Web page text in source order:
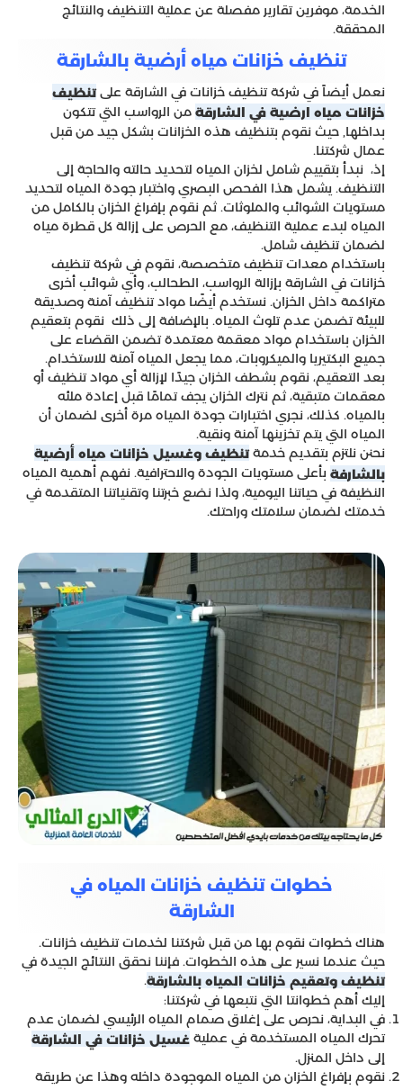
الخدمة، موفرين تقارير مفصلة عن عملية التنظيف والنتائج
المحققة.
تنظيف خزانات مياه أرضية بالشارقة
نعمل أيضاً في شركة تنظيف خزانات في الشارقة علىتنظيف
خزانات مياه ارضية في الشارقة من الرواسب التي تتكون
بداخلها, حيث نقوم بتنظيف هذه الخزانات بشكل جيد من قبل
عمال شركتنا.
إذ، نبدأ بتقييم شامل لخزان المياه لتحديد حالته والحاجة إلى
التنظيف. يشمل هذا الفحص البصري واختبار جودة المياه لتحديد
مستويات الشوائب والملوثات. ثم نقوم بإفراغ الخزان بالكامل من
المياه لبدء عملية التنظيف، مع الحرص على إزالة كل قطرة مياه
لضمان تنظيف شامل.
باستخدام معدات تنظيف متخصصة، نقوم في شركة تنظيف
خزانات في الشارقة بإزالة الرواسب، الطحالب، وأي شوائب أخرى
متراكمة داخل الخزان. نستخدم أيضًا مواد تنظيف آمنة وصديقة
للبيئة تضمن عدم تلوث المياه. بالإضافة إلى ذلك نقوم بتعقيم
الخزان باستخدام مواد معقمة معتمدة تضمن القضاء على
جميع البكتيريا والميكروبات، مما يجعل المياه آمنة للاستخدام.
بعد التعقيم، نقوم بشطف الخزان جيدًا لإزالة أي مواد تنظيف أو
معقمات متبقية، ثم نترك الخزان يجف تمامًا قبل إعادة ملئه
بالمياه. كذلك، نجري اختبارات جودة المياه مرة أخرى لضمان أن
المياه التي يتم تخزينها آمنة ونقية.
نحنن نلتزم بتقديم خدمةتنظيف وغسيل خزانات مياه أرضية
بالشارفة بأعلى مستويات الجودة والاحترافية. نفهم أهمية المياه
النظيفة في حياتنا اليومية، ولذا نضع خبرتنا وتقنياتنا المتقدمة في
خدمتك لضمان سلامتك وراحتك.
خطوات تنظيف خزانات المياه في
الشارقة
هناك خطوات نقوم بها من قبل شركتنا لخدمات تنظيف خزانات.
حيث عندما نسير على هذه الخطوات. فإننا نحقق النتائج الجيدة في
تنظيف وتعقيم خزانات المياه بالشارقة.
إليك أهم خطوانتا التي نتبعها في شركتنا:
في البداية، نحرص على إغلاق صمام المياه الرئيسي لضمان عدم
تحرك المياه المستخدمة في عملية غسيل خزانات في الشارقة
إلى داخل المنزل.
نقوم بإفراغ الخزان من المياه الموجودة داخله وهذا عن طريقة